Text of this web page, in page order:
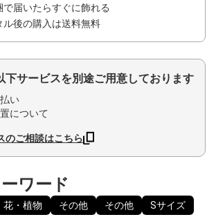
で届いたらすぐに飾れる
ル後の購入は送料無料
下サービスを別途ご用意しております
い
について
のご相談はこちら
ワード
花・植物 その他 その他 Sサイズ